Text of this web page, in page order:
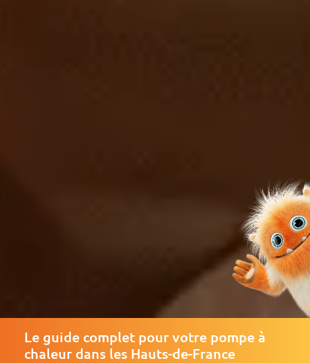
Le guide complet pour votre pompe à
chaleur dans les Hauts-de-France